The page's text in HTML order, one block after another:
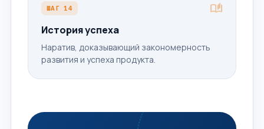
ШАГ 14 auto_stories
История успеха
Наратив, доказывающий закономерность
развития и успеха продукта.